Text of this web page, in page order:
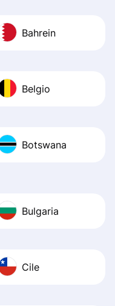
Bahrein
Belgio
Botswana
Bulgaria
Cile